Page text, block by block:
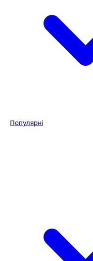
Популярні